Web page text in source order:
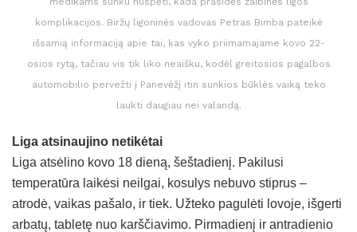
komplikacijos. Biržų ligoninės vadovas Petras Bimba pateikė
išsamią informaciją apie tai, kas vyko priimamajame kovo 22-
osios rytą, tačiau vis tik liko neaišku, kodėl greitosios pagalbos
automobilio pervežti į Panevėžį itin sunkios būklės vaiką teko
laukti daugiau nei valandą.
Liga atsinaujino netikėtai
Liga atsėlino kovo 18 dieną, šeštadienį. Pakilusi
temperatūra laikėsi neilgai, kosulys nebuvo stiprus –
atrodė, vaikas pašalo, ir tiek. Užteko pagulėti lovoje, išgerti
arbatų, tabletę nuo karščiavimo. Pirmadienį ir antradienio